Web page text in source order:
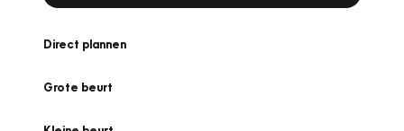
Direct plannen
Grote beurt